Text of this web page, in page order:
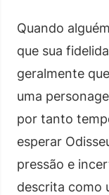
Quando
que sua
geralmente
uma
por tanto
esperar
pressão e
descrita como